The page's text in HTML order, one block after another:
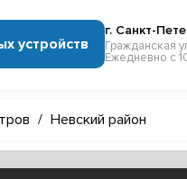
устройств
г. Санкт-
Гражданская
Ежедневно с
/ Невский район